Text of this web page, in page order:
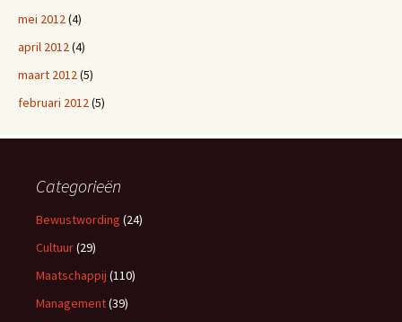
mei 2012(4)
april 2012(4)
maart 2012(5)
februari 2012(5)
Categorieën
Bewustwording (24)
Cultuur(29)
Maatschappij (110)
Management(39)